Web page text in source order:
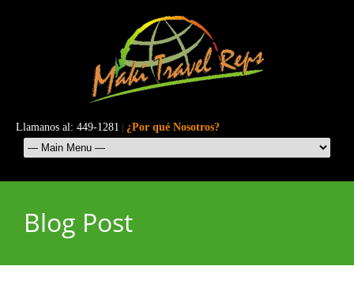
Llamanos al: 449-1281 | ¿Por qué Nosotros?
Blog Post